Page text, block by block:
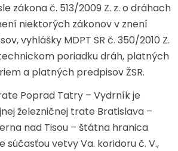
zákona č. 513/2009 Z. z. o dráhach
niektorých zákonov v znení
vyhlášky MDPT SR č. 350/2010 Z.
poriadku dráh, platných
a platných predpisov ŽSR.
Poprad Tatry – Vydrník je
železničnej trate Bratislava –
nad Tisou – štátna hranica
súčasťou vetvy Va. koridoru č. V.,